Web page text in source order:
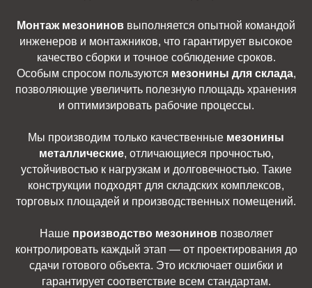
Монтаж мезонинов выполняется опытной командой
инженеров и монтажников, что гарантирует высокое
качество сборки и точное соблюдение сроков.
Особым спросом пользуются мезонины для склада,
позволяющие увеличить полезную площадь хранения
и оптимизировать рабочие процессы.
Мы производим только качественные мезонины
металлические, отличающиеся прочностью,
устойчивостью к нагрузкам и долговечностью. Такие
конструкции подходят для складских комплексов,
торговых площадей и производственных помещений.
Наше производство мезониновпозволяет
контролировать каждый этап — от проектирования до
сдачи готового объекта. Это исключает ошибки и
гарантирует соответствие всем стандартам.